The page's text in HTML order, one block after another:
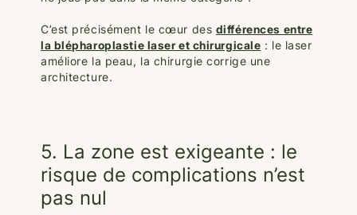
C’est précisément le cœur des différences entre
la blépharoplastie laser et chirurgicale : le laser
améliore la peau, la chirurgie corrige une
architecture.
5. La zone est exigeante : le
risque de complications n’est
pas nul